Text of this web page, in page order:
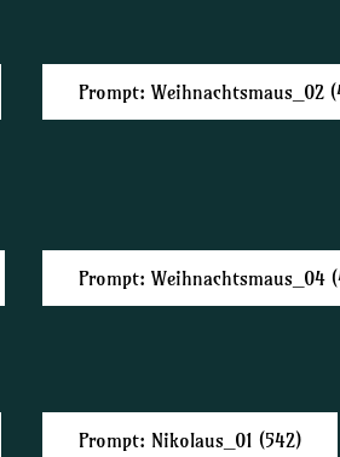
Prompt: Weihnachtsmaus_02
Prompt: Weihnachtsmaus_04
Prompt: Nikolaus_01 (542)